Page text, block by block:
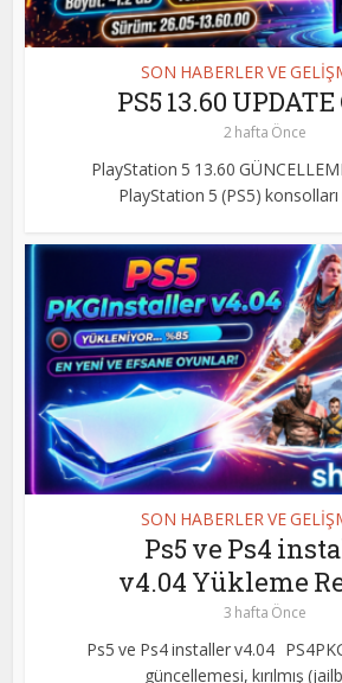
SON HABERLER VE
PS5 13.60
2 hafta Önce
PlayStation 5 13.60
PlayStation 5 (PS5) konsolları
SON HABERLER VE
Ps5 ve Ps4
v4.04 Yükleme
3 hafta Önce
Ps5 ve Ps4 installer v4.04
güncellemesi, kırılmış